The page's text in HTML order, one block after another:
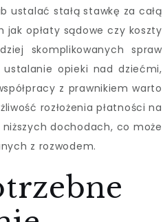
ustalać stałą stawkę za całą
opłaty sądowe czy koszty
skomplikowanych spraw
opieki nad dziećmi,
z prawnikiem warto
rozłożenia płatności na
dochodach, co może
z rozwodem.